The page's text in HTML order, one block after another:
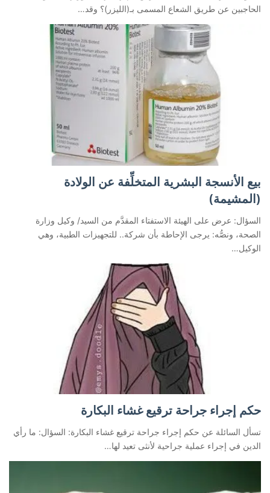
الحاجبين عن طريق الشعاع المسمى بـ(الليزر)؟ وقد…
بيع الأنسجة البشرية المتخلِّفة عن الولادة
(المشيمة)
السؤال: عرض على الهيئة الاستفتاء المقدَّم من السيد/ وكيل وزارة
الصحة، ونصُّه: يرجى الإحاطة بأن شركة.. للتجهيزات الطبية، وهي
الوكيل…
حكم إجراء جراحة ترقيع غشاء البكارة
تسأل السائلة عن حكم إجراء جراحة ترقيع غشاء البكارة: السؤال: ما رأي
الدين في إجراء عملية جراحية لأنثى تعيد لها…